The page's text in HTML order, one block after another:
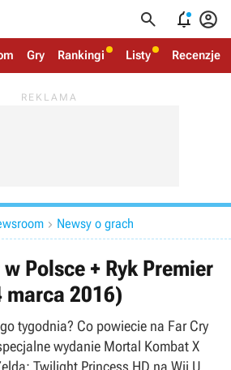
  
Gry Rankingi Listy Recenzje
 Newsy o grach
Polsce + Ryk Premier
marca 2016)
tygodnia? Co powiecie na Far Cry
wydanie Mortal Kombat X
Twilight Princess HD na Wii U